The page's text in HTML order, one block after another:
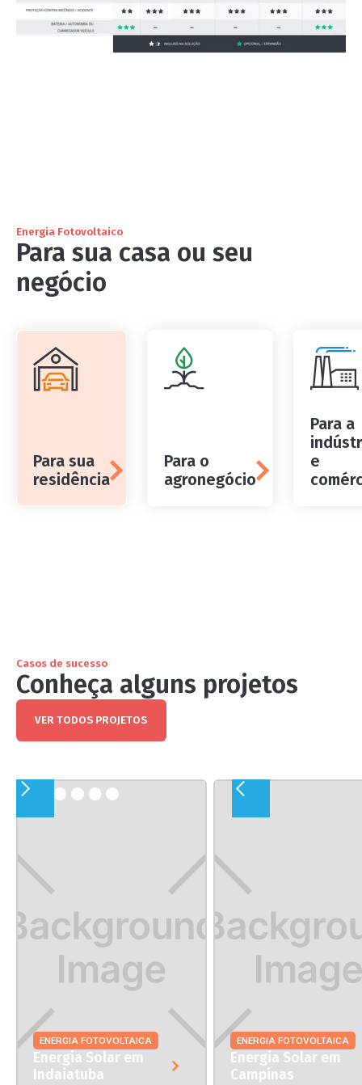
Energia Fotovoltaico
Para sua casa ou seu
negócio
Para sua
residência
Para o
agronegócio
Para a
e
Casos de sucesso
Conheça alguns projetos
VER TODOS PROJETOS
ENERGIA FOTOVOLTAICA
Energia Solar em
Indaiatuba
ENERGIA FOTOVOLTAICA
Energia Solar em
Campinas